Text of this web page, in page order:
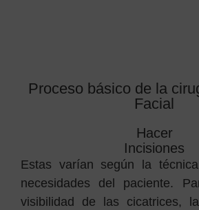
Proceso básico de la
Facial
Hacer
Incisiones
Estas varían según la
necesidades del paciente.
visibilidad de las cicatrices,